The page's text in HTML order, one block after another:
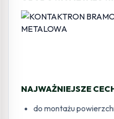
NAJWAŻNIEJSZE
do montażu